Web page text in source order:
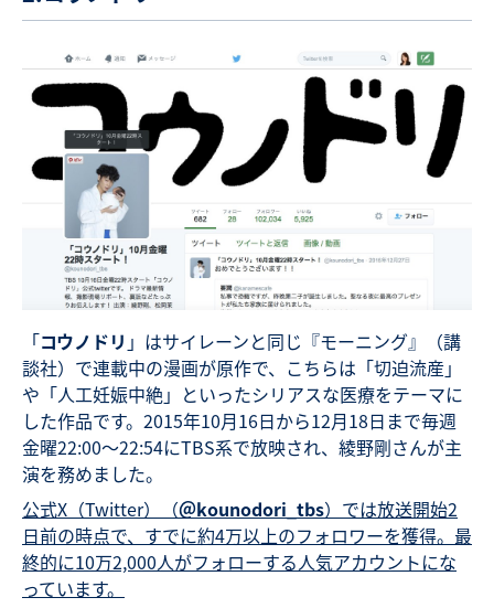
「コウノドリ 」はサイレーンと同じ『モーニング』（講
談社）で連載中の漫画が原作で、こちらは「切迫流産」
や「人工妊娠中絶」といったシリアスな医療をテーマに
した作品です。2015年10月16日から12月18日まで毎週
金曜22:00〜22:54にTBS系で放映され、綾野剛さんが主
演を務めました。
公式X（Twitter）（＠kounodori_tbs）では放送開始2
日前の時点で、すでに約4万以上のフォロワーを獲得。最
終的に10万2,000人がフォローする人気アカウントにな
っています。